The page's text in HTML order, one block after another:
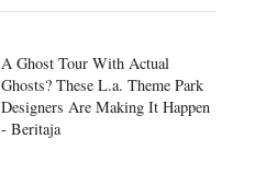
A Ghost Tour With Actual
Ghosts? These L.a. Theme Park
Designers Are Making It Happen
- Beritaja